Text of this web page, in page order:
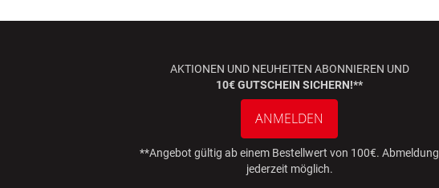
AKTIONEN UND NEUHEITEN ABONNIEREN UND
10€ GUTSCHEIN SICHERN!**
ANMELDEN
**Angebot gültig ab einem Bestellwert von 100€. Abmeldung
jederzeit möglich.